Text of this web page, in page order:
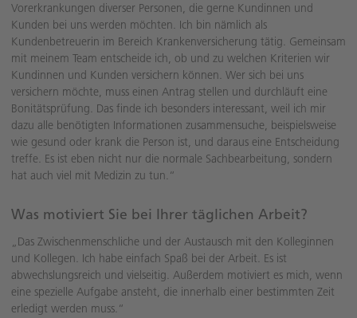
Vorerkrankungen diverser Personen, die gerne Kundinnen und
Kunden bei uns werden möchten. Ich bin nämlich als
Kundenbetreuerin im Bereich Krankenversicherung tätig. Gemeinsam
mit meinem Team entscheide ich, ob und zu welchen Kriterien wir
Kundinnen und Kunden versichern können. Wer sich bei uns
versichern möchte, muss einen Antrag stellen und durchläuft eine
Bonitätsprüfung. Das finde ich besonders interessant, weil ich mir
dazu alle benötigten Informationen zusammensuche, beispielsweise
wie gesund oder krank die Person ist, und daraus eine Entscheidung
treffe. Es ist eben nicht nur die normale Sachbearbeitung, sondern
hat auch viel mit Medizin zu tun.“
Was motiviert Sie bei Ihrer täglichen Arbeit?
„Das Zwischenmenschliche und der Austausch mit den Kolleginnen
und Kollegen. Ich habe einfach Spaß bei der Arbeit. Es ist
abwechslungsreich und vielseitig. Außerdem motiviert es mich, wenn
eine spezielle Aufgabe ansteht, die innerhalb einer bestimmten Zeit
erledigt werden muss.“